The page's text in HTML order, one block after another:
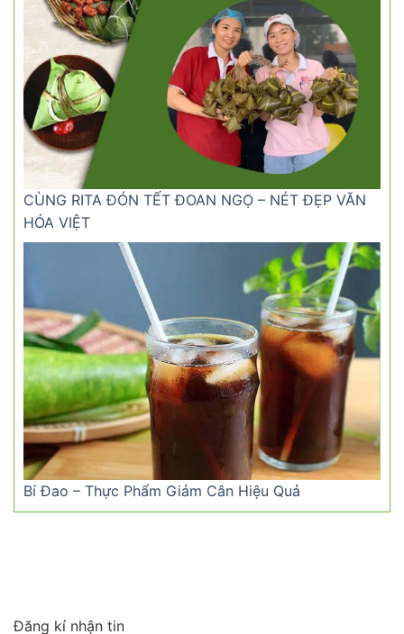
CÙNG RITA ĐÓN TẾT ĐOAN NGỌ – NÉT ĐẸP VĂN
HÓA VIỆT
Bí Đao – Thực Phẩm Giảm Cân Hiệu Quả
Đăng kí nhận tin